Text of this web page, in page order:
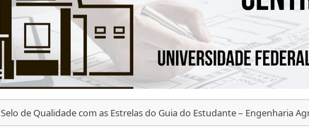
Selo de Qualidade com as Estrelas do Guia do Estudante – Engenharia